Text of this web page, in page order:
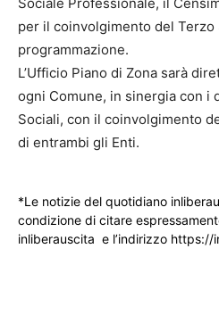
per il coinvolgimento del
programmazione.
L’Ufficio Piano di Zona sarà
ogni Comune, in sinergia con i
Sociali, con il coinvolgimento
di entrambi gli Enti.
*Le notizie del quotidiano
condizione di citare
inliberauscita e l’indirizzo https://